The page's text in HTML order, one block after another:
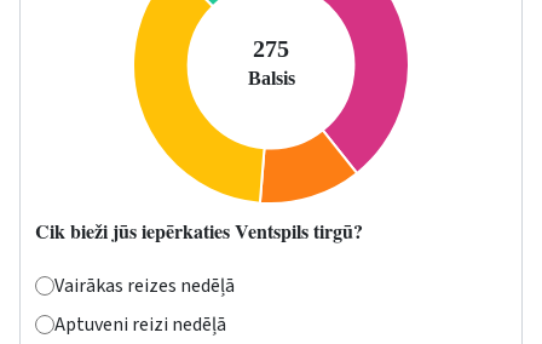
Cik bieži jūs iepērkaties Ventspils tirgū?
Vairākas reizes nedēļā
Aptuveni reizi nedēļā